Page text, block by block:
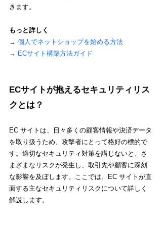
きます。
もっと詳しく
→ 個人でネットショップを始める方法
→ ECサイト構築方法ガイド
ECサイトが抱えるセキュリティリス
クとは？
EC サイトは、日々多くの顧客情報や決済データ
を取り扱うため、攻撃者にとって格好の標的で
す。適切なセキュリティ対策を講じないと、さ
まざまなリスクが発生し、取引先や顧客に深刻
な影響を及ぼします。ここでは、EC サイトが直
面する主なセキュリティリスクについて詳しく
解説します。